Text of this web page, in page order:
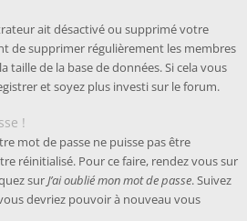
ait désactivé ou supprimé votre
de supprimer régulièrement les membres
taille de la base de données. Si cela vous
et soyez plus investi sur le forum.
!
mot de passe ne puisse pas être
réinitialisé. Pour ce faire, rendez vous sur
surJ’ai oublié mon mot de passe. Suivez
devriez pouvoir à nouveau vous